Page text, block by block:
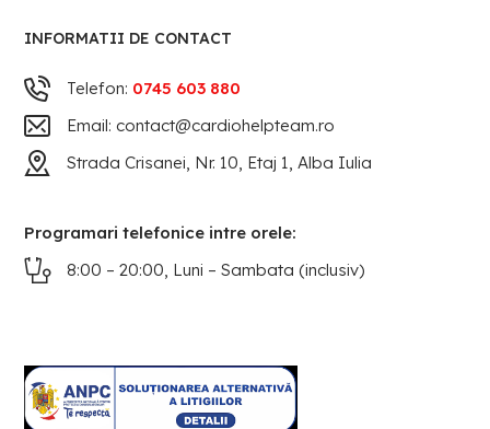
INFORMATII DE CONTACT
Telefon: 0745 603 880
Email: contact@cardiohelpteam.ro
Strada Crisanei, Nr. 10, Etaj 1, Alba Iulia
Programari telefonice intre orele:
8:00 – 20:00, Luni – Sambata (inclusiv)